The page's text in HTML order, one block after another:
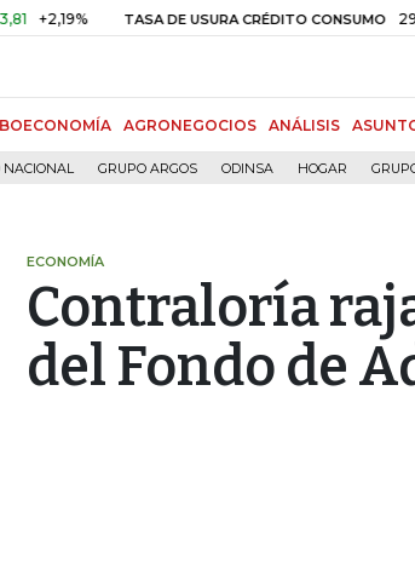
TASA DE USURA CRÉDITO CONSUMO 29,66%
AGRONEGOCIOS ANÁLISIS
NACIONAL GRUPO ARGOS ODINSA HOGAR
ECONOMÍA
Contraloría
del Fondo de